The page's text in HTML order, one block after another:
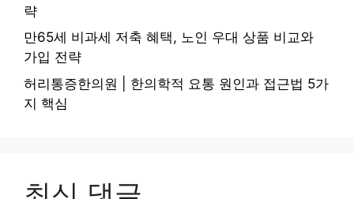
략
만65세 비과세 저축 혜택, 노인 우대 상품 비교와
가입 전략
허리통증한의원 | 한의학적 요통 원인과 접근법 5가
지 핵심